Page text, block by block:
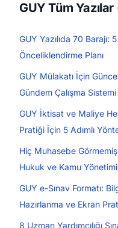
GUY Tüm
GUY Yazılıda 70
Önceliklendirme Planı
GUY Mülakatı İçin
Gündem Çalışma Sistemi
GUY İktisat ve Maliye
Pratiği İçin 5 Adımlı
Hiç Muhasebe
Hukuk ve Kamu Yönetimi
GUY e-Sınav Formatı:
Hazırlanma ve Ekran
8 Uzman Yardımcılığı